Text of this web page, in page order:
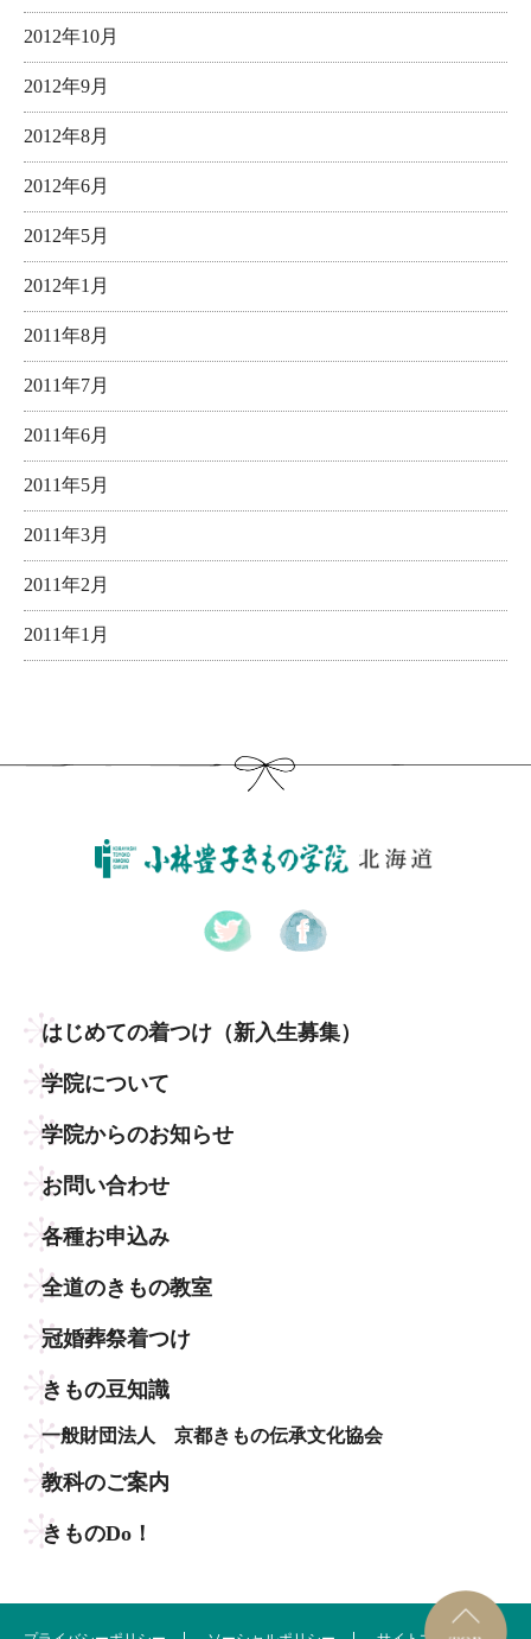
2012年10月
2012年9月
2012年8月
2012年6月
2012年5月
2012年1月
2011年8月
2011年7月
2011年6月
2011年5月
2011年3月
2011年2月
2011年1月
はじめての着つけ （新入生募集）
学院について
学院からのお知らせ
お問い合わせ
各種お申込み
全道のきもの教室
冠婚葬祭着つけ
きもの豆知識
一般財団法人 京都きもの伝承文化協会
教科のご案内
きものDo！